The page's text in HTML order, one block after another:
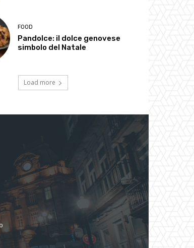
FOOD
Pandolce: il dolce genovese
simbolo del Natale
Load more